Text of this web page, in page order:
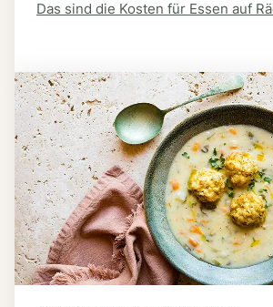
Das sind die Kosten für Essen auf